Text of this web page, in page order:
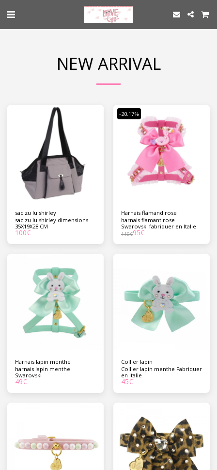
NEW ARRIVAL
sac zu lu shirley
sac zu lu shirley dimensions
35X19X28 CM
100€
-20.17%
Harnais flamand rose
harnais flamant rose
Swarovski fabriquer en Italie
119€95€
Harnais lapin menthe
harnais lapin menthe
Swarovski
49€
Collier lapin
Collier lapin menthe Fabriquer
en Italie
45€